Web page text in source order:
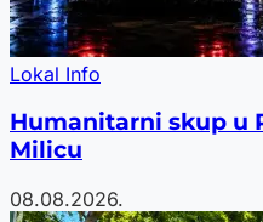
Lokal Info
Humanitarni skup u
Milicu
08.08.2026.